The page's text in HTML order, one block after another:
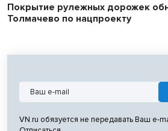
Покрытие рулежных дорожек
Толмачево по нацпроекту
VN.ru обязуется не передавать Ваш e-